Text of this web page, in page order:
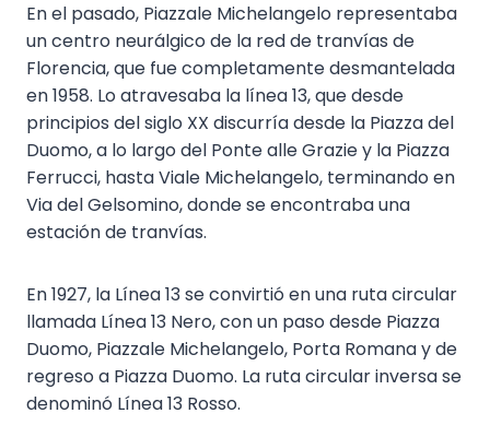
En el pasado, Piazzale Michelangelo representaba
un centro neurálgico de la red de tranvías de
Florencia, que fue completamente desmantelada
en 1958. Lo atravesaba la línea 13, que desde
principios del siglo XX discurría desde la Piazza del
Duomo, a lo largo del Ponte alle Grazie y la Piazza
Ferrucci, hasta Viale Michelangelo, terminando en
Via del Gelsomino, donde se encontraba una
estación de tranvías.
En 1927, la Línea 13 se convirtió en una ruta circular
llamada Línea 13 Nero, con un paso desde Piazza
Duomo, Piazzale Michelangelo, Porta Romana y de
regreso a Piazza Duomo. La ruta circular inversa se
denominó Línea 13 Rosso.